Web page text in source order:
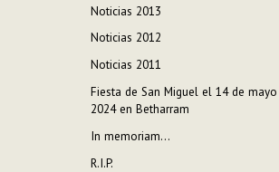
Noticias 2013
Noticias 2012
Noticias 2011
Fiesta de San Miguel el 14 de mayo
2024 en Betharram
In memoriam...
R.I.P.